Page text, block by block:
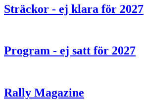
Sträckor - ej klara för 2027
Program - ej satt för 2027
Rally Magazine